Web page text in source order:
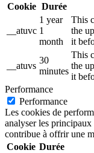
Cookie Durée
__atuvc
1 year
1
month
This
the
it
__atuvs
30
minutes
This
the
it
Performance
Performance
Les cookies de
analyser les
contribue à offrir une
Cookie Durée